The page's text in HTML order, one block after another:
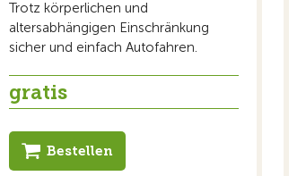
Trotz körperlichen und
altersabhängigen Einschränkung
sicher und einfach Autofahren.
gratis
Bestellen